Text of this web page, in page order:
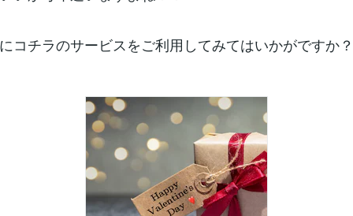
コチラのサービスをご利用してみてはいかがですか